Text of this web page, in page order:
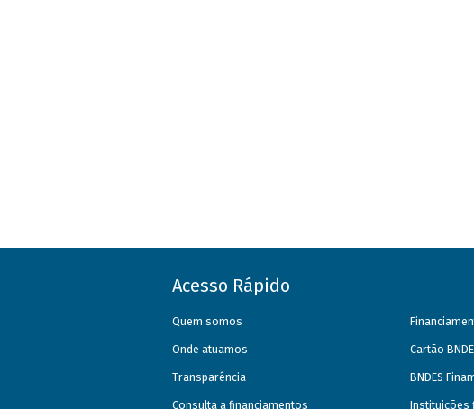
Acesso Rápido
Quem somos
Onde atuamos
Transparência
Consulta a financiamentos
Cartão
BNDES
Instituições